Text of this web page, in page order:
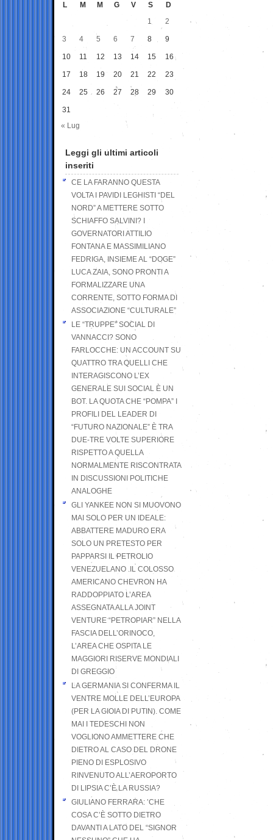
L M M G V S
D
1
2
3 4 5 6 7 8 9
10 11 12 13 14 15 16
17 18 19 20 21 22 23
24 25 26 27 28 29 30
31
« Lug
Leggi gli ultimi articoli
inseriti
CE LA FARANNO QUESTA
VOLTA I PAVIDI LEGHISTI “DEL
NORD” A METTERE SOTTO
SCHIAFFO SALVINI? I
GOVERNATORI ATTILIO
FONTANA E MASSIMILIANO
FEDRIGA, INSIEME AL “DOGE”
LUCA ZAIA, SONO PRONTI A
FORMALIZZARE UNA
CORRENTE, SOTTO FORMA DI
ASSOCIAZIONE “CULTURALE”
LE “TRUPPE” SOCIAL DI
VANNACCI? SONO
FARLOCCHE: UN ACCOUNT SU
QUATTRO TRA QUELLI CHE
INTERAGISCONO L’EX
GENERALE SUI SOCIAL È UN
BOT. LA QUOTA CHE “POMPA” I
PROFILI DEL LEADER DI
“FUTURO NAZIONALE” È TRA
DUE-TRE VOLTE SUPERIORE
RISPETTO A QUELLA
NORMALMENTE RISCONTRATA
IN DISCUSSIONI POLITICHE
ANALOGHE
GLI YANKEE NON SI MUOVONO
MAI SOLO PER UN IDEALE:
ABBATTERE MADURO ERA
SOLO UN PRETESTO PER
PAPPARSI IL PETROLIO
VENEZUELANO .IL COLOSSO
AMERICANO CHEVRON HA
RADDOPPIATO L’AREA
ASSEGNATA ALLA JOINT
VENTURE “PETROPIAR” NELLA
FASCIA DELL’ORINOCO,
L’AREA CHE OSPITA LE
MAGGIORI RISERVE MONDIALI
DI GREGGIO
LA GERMANIA SI CONFERMA IL
VENTRE MOLLE DELL’EUROPA
(PER LA GIOIA DI PUTIN). COME
MAI I TEDESCHI NON
VOGLIONO AMMETTERE CHE
DIETRO AL CASO DEL DRONE
PIENO DI ESPLOSIVO
RINVENUTO ALL’AEROPORTO
DI LIPSIA C’È LA RUSSIA?
GIULIANO FERRARA: ’CHE
COSA C’È SOTTO DIETRO
DAVANTI A LATO DEL “SIGNOR